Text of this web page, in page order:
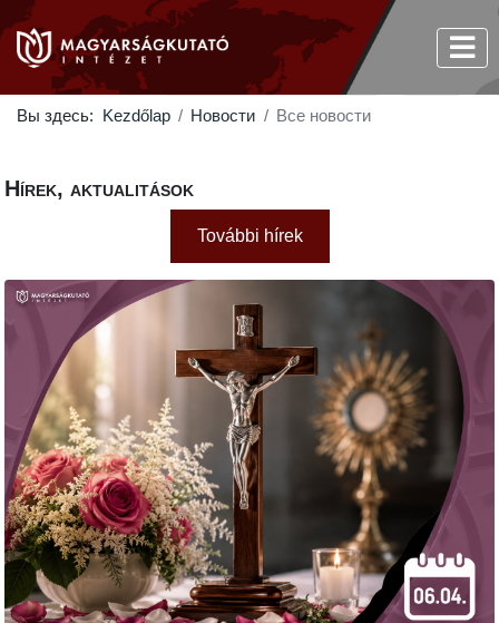
Вы здесь: Kezdőlap Новости Все новости
Hírek, aktualitások
További hírek